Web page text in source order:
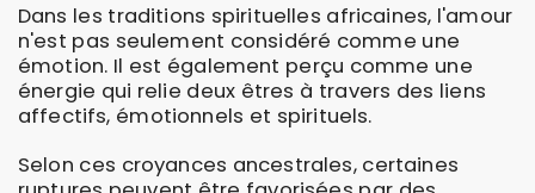
Dans les traditions spirituelles africaines, l'amour
n'est pas seulement considéré comme une
émotion. Il est également perçu comme une
énergie qui relie deux êtres à travers des liens
affectifs, émotionnels et spirituels.
Selon ces croyances ancestrales, certaines